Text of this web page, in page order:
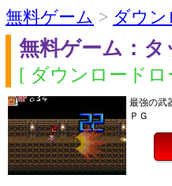
無料ゲーム > ダウン
無料ゲーム：タ
[ ダウンロード
最強の武
ＰＧ